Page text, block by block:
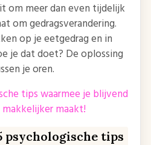
om meer dan even tijdelijk
om gedragsverandering.
op je eetgedrag en in
je dat doet? De oplossing
je oren.
tips waarmee je blijvend
maakt!
psychologische tips